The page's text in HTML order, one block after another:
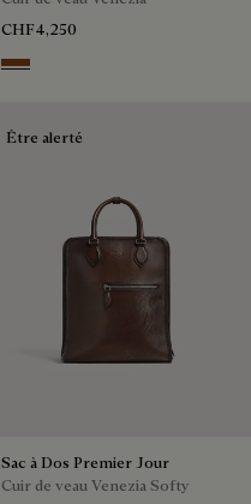
CHF4,250
Legno Bruciato
Être alerté
Sac à Dos Premier Jour
Cuir de veau Venezia Softy